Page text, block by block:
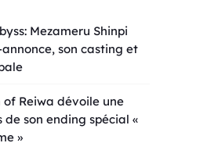
Mezameru Shinpi
son casting et
of Reiwa dévoile une
son ending spécial «
»